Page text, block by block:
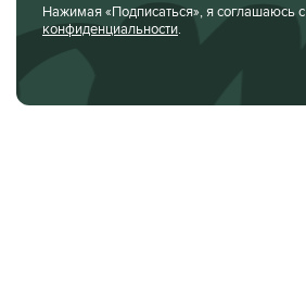
Нажимая «Подписаться», я соглашаюсь с
конфиденциальности.